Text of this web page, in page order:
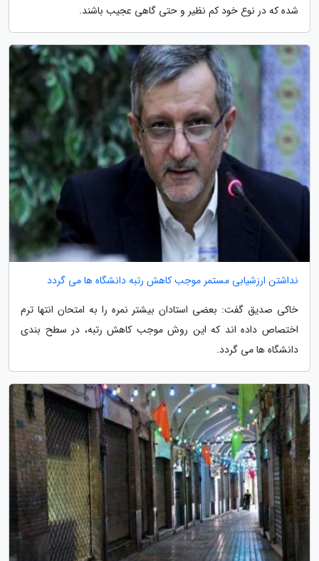
شده که در نوع خود کم نظیر و حتی گاهی عجیب باشند.
نداشتن ارزشیابی مستمر موجب کاهش رتبه دانشگاه ها می گردد
خاکی صدیق گفت: بعضی استادان بیشتر نمره را به امتحان انتها ترم
اختصاص داده اند که این روش موجب کاهش رتبه، در سطح بندی
دانشگاه ها می گردد.